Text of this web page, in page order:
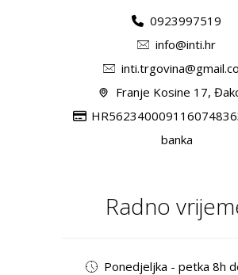
0923997519
info@inti.hr
Franje Kosine 17,
banka
Radno
Ponedjeljka - petka 8h